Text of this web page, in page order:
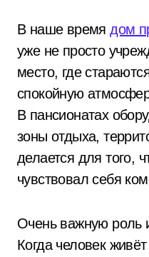
В наше времядом
уже не просто
место, где
спокойную
В пансионатах
зоны отдыха,
делается для того,
чувствовал себя
Очень важную роль
Когда человек